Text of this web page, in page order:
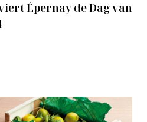
Épernay de Dag van